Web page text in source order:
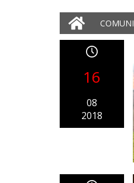
COMUNI
16
08
2018